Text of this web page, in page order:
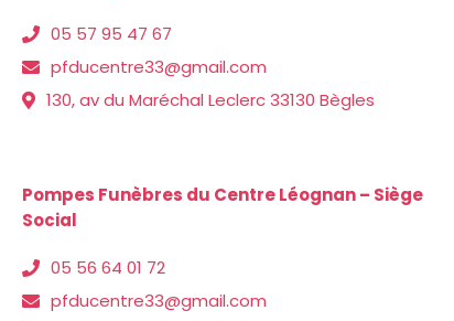
05 57 95 47 67
pfducentre33@gmail.com
130, av du Maréchal Leclerc 33130 Bègles
Pompes Funèbres du Centre Léognan – Siège
Social
05 56 64 01 72
pfducentre33@gmail.com